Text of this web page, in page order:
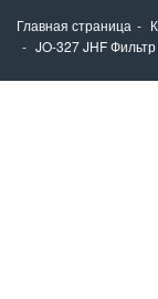
Главная страница
JO-327 JHF